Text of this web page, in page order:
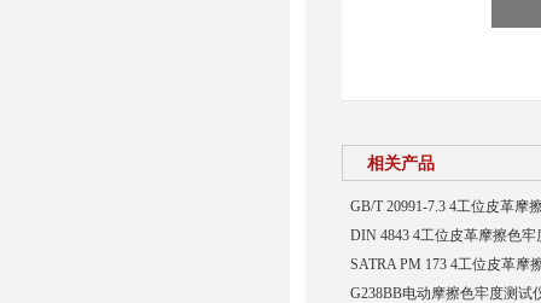
相关产品
GB/T 20991-7.3 4工位皮革摩
DIN 4843 4工位皮革摩擦色牢
SATRA PM 173 4工位皮革摩
G238BB电动摩擦色牢度测试